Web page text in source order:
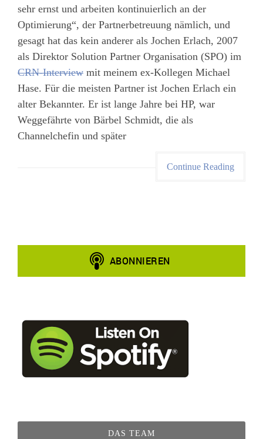
sehr ernst und arbeiten kontinuierlich an der
Optimierung“, der Partnerbetreuung nämlich, und
gesagt hat das kein anderer als Jochen Erlach, 2007
als Direktor Solution Partner Organisation (SPO) im
CRN-Interview mit meinem ex-Kollegen Michael
Hase. Für die meisten Partner ist Jochen Erlach ein
alter Bekannter. Er ist lange Jahre bei HP, war
Weggefährte von Bärbel Schmidt, die als
Channelchefin und später
Continue Reading
DAS TEAM